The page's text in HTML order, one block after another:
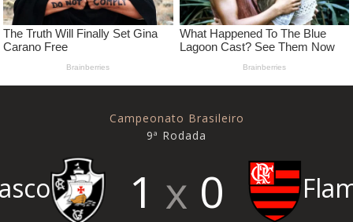
Campeonato Brasileiro
9ª Rodada
1 0